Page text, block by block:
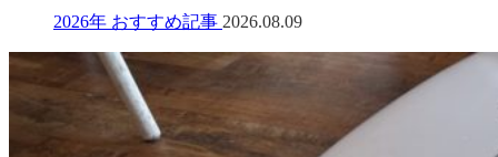
2026年 おすすめ記事 2026.08.09